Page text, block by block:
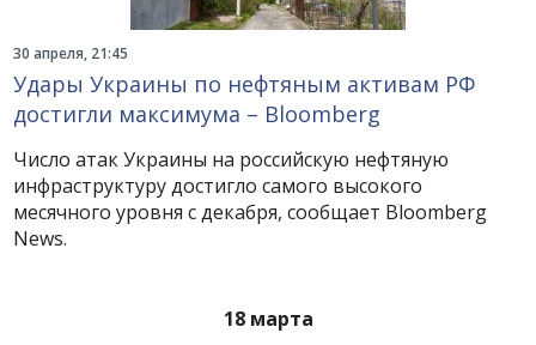
30 апреля, 21:45
Удары Украины по нефтяным активам РФ
достигли максимума – Bloomberg
Число атак Украины на российскую нефтяную
инфраструктуру достигло самого высокого
месячного уровня с декабря, сообщает Bloomberg
News.
18 марта